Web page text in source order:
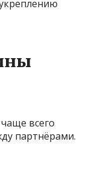
всего
партнёрами.